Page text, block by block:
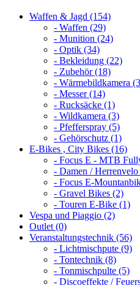
Waffen & Jagd (154)
- Waffen (29)
- Munition (24)
- Optik (34)
- Bekleidung (22)
- Zubehör (18)
- Wärmebildkamera
- Messer (14)
- Rucksäcke (1)
- Wildkamera (3)
- Pfefferspray (5)
- Gehörschutz (1)
E-Bikes , City Bikes (16)
- Focus E - MTB
- Damen /
- Focus E-
- Gravel Bikes (2)
- Touren E-Bike (1)
Vespa und Piaggio (2)
Outlet (0)
Veranstaltungstechnik (56)
- Lichtmischpute (9)
- Tontechnik (8)
- Tonmischpulte (5)
- Discoeffekte /